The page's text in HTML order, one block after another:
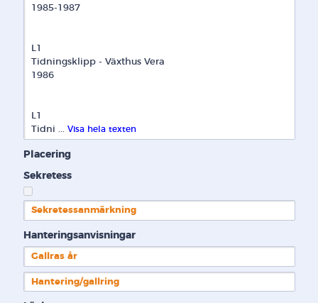
1985-1987
L1
Tidningsklipp - Växthus Vera
1986
L1
Tidni ... Visa hela texten
Placering
Sekretess
Sekretessanmärkning
Hanteringsanvisningar
Gallras år
Hantering/gallring